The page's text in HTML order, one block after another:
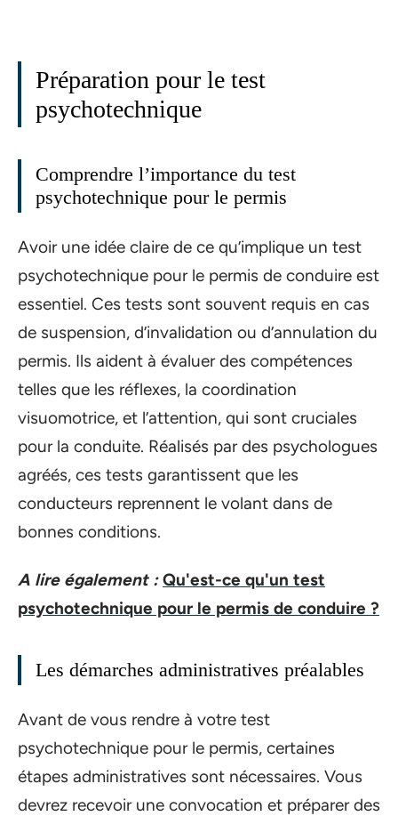
Préparation pour le test
psychotechnique
Comprendre l’importance du test
psychotechnique pour le permis
Avoir une idée claire de ce qu’implique un test
psychotechnique pour le permis de conduire est
essentiel. Ces tests sont souvent requis en cas
de suspension, d’invalidation ou d’annulation du
permis. Ils aident à évaluer des compétences
telles que les réflexes, la coordination
visuomotrice, et l’attention, qui sont cruciales
pour la conduite. Réalisés par des psychologues
agréés, ces tests garantissent que les
conducteurs reprennent le volant dans de
bonnes conditions.
A lire également : Qu'est-ce qu'un test
psychotechnique pour le permis de conduire ?
Les démarches administratives préalables
Avant de vous rendre à votre test
psychotechnique pour le permis, certaines
étapes administratives sont nécessaires. Vous
devrez recevoir une convocation et préparer des